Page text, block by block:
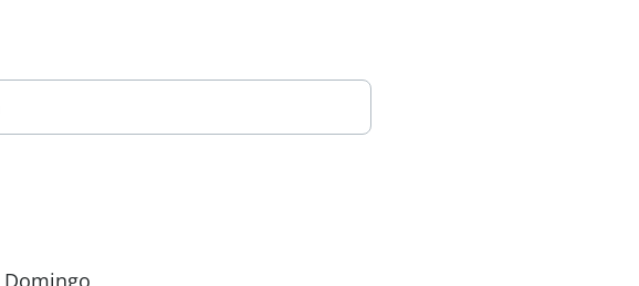
Domingo